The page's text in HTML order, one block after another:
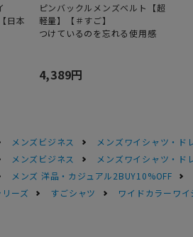
日本
ピンバックルメンズベルト【超
軽量】【＃すご】
つけているのを忘れる使用感
4,389円
メンズビジネス
メンズワイシャツ・ド
メンズビジネス
メンズワイシャツ・ド
メンズ 洋品・カジュアル2BUY10%OFF
ーズ すごシャツ ワイドカラーワ